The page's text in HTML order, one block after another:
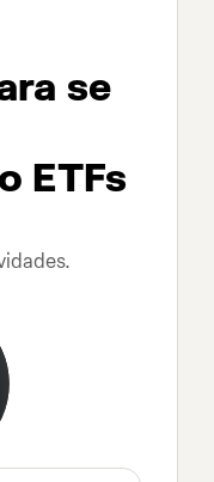
se
ETFs